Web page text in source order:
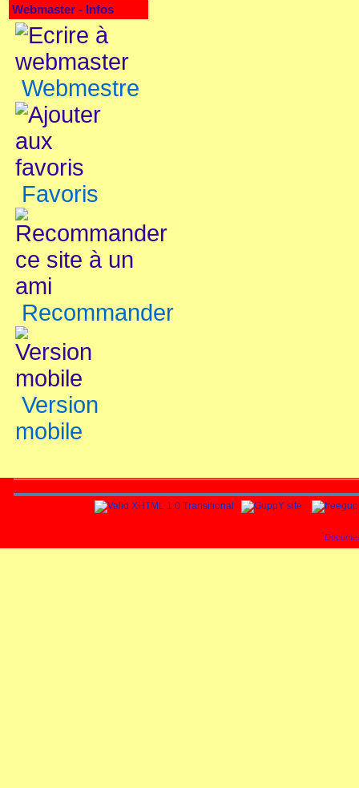
Webmaster - Infos
Webmestre
Favoris
Recommander
Version
mobile